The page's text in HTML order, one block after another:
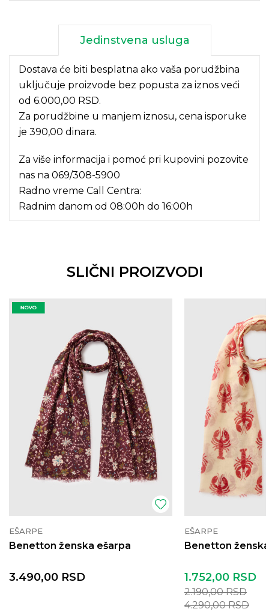
Jedinstvena usluga
Dostava će biti besplatna ako vaša porudžbina
uključuje proizvode bez popusta za iznos veći
od 6.000,00 RSD.
Za porudžbine u manjem iznosu, cena isporuke
je 390,00 dinara.
Za više informacija i pomoć pri kupovini pozovite
nas na 069/308-5900
Radno vreme Call Centra:
Radnim danom od 08:00h do 16:00h
SLIČNI PROIZVODI
EŠARPE
Benetton ženska ešarpa
3.490,00 RSD
EŠARPE
Benetton
1.752,00 RSD
2.190,00RSD
4.290,00RSD